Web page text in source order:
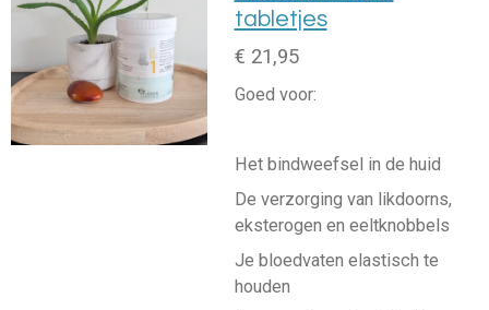
tabletjes
€ 21,95
Goed voor:
Het bindweefsel in de huid
De verzorging van likdoorns,
eksterogen en eeltknobbels
Je bloedvaten elastisch te
houden